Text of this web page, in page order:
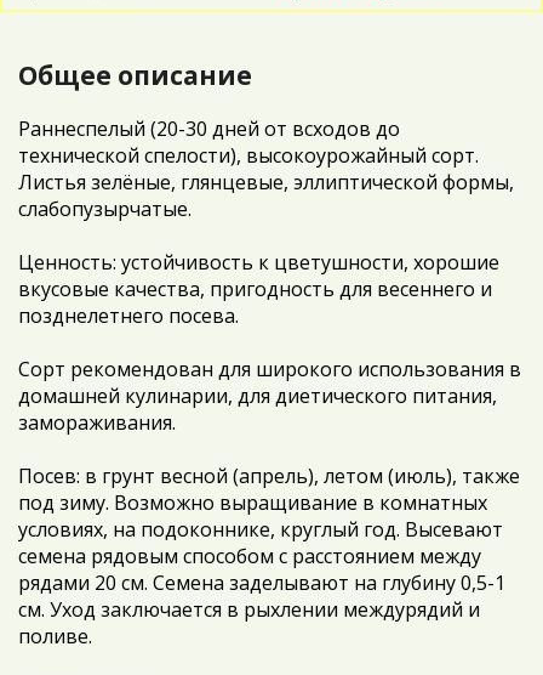
Общее описание
Раннеспелый (20-30 дней от всходов до
технической спелости), высокоурожайный сорт.
Листья зелёные, глянцевые, эллиптической формы,
слабопузырчатые.
Ценность: устойчивость к цветушности, хорошие
вкусовые качества, пригодность для весеннего и
позднелетнего посева.
Сорт рекомендован для широкого использования в
домашней кулинарии, для диетического питания,
замораживания.
Посев: в грунт весной (апрель), летом (июль), также
под зиму. Возможно выращивание в комнатных
условиях, на подоконнике, круглый год. Высевают
семена рядовым способом с расстоянием между
рядами 20 см. Семена заделывают на глубину 0,5-1
см. Уход заключается в рыхлении междурядий и
поливе.